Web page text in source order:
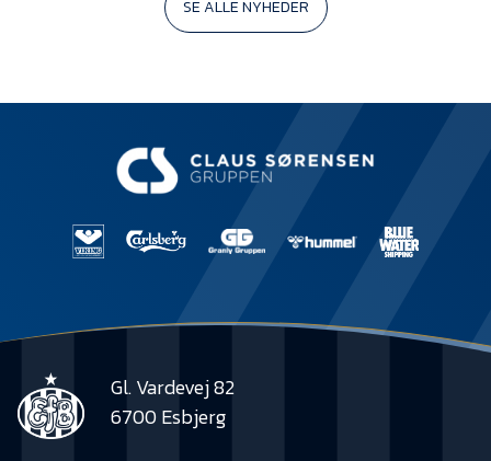
SE ALLE NYHEDER
Gl. Vardevej 82
6700 Esbjerg